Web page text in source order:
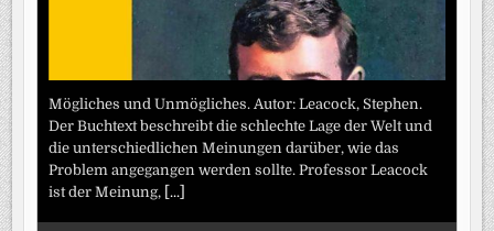
Mögliches und Unmögliches. Autor: Leacock, Stephen.
Der Buchtext beschreibt die schlechte Lage der Welt und
die unterschiedlichen Meinungen darüber, wie das
Problem angegangen werden sollte. Professor Leacock
ist der Meinung, [...]